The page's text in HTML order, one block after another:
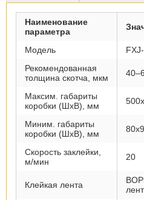
Наименование
параметра
Модель
Рекомендованная
толщина скотча, мкм
Максим. габариты
коробки (ШхВ), мм
Миним. габариты
коробки (ШхВ), мм
Скорость заклейки,
м/мин
20
Клейкая лента